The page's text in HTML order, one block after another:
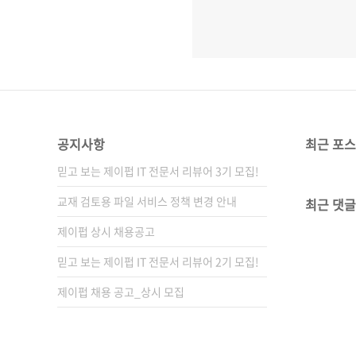
공지사항
믿고 보는 제이펍 IT 전문서 리뷰어 3기 모집!
교재 검토용 파일 서비스 정책 변경 안내
제이펍 상시 채용공고
믿고 보는 제이펍 IT 전문서 리뷰어 2기 모집!
제이펍 채용 공고_상시 모집
최근 포
최근 댓글